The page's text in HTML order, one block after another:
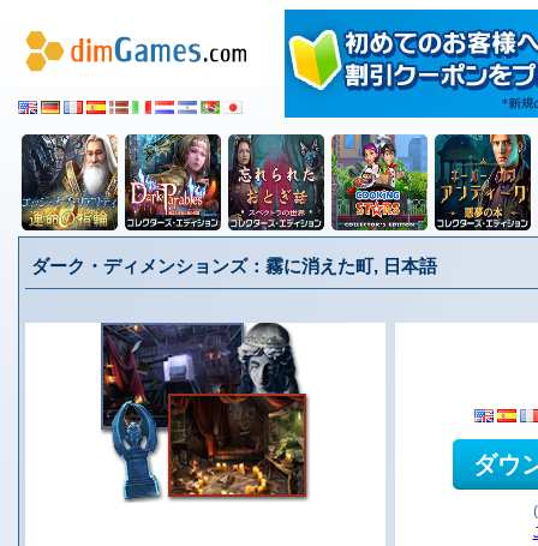
ダーク・ディメンションズ：霧に消えた町, 日本語
ダウ